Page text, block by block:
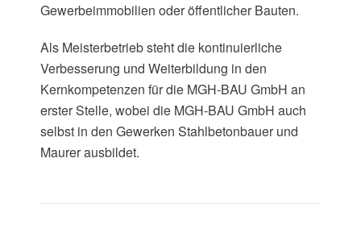
Gewerbeimmobilien oder öffentlicher Bauten.
Als Meisterbetrieb steht die kontinuierliche
Verbesserung und Weiterbildung in den
Kernkompetenzen für die MGH-BAU GmbH an
erster Stelle, wobei die MGH-BAU GmbH auch
selbst in den Gewerken Stahlbetonbauer und
Maurer ausbildet.